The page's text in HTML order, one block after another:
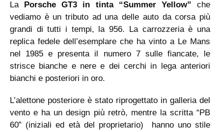
La Porsche GT3 in tinta “Summer Yellow”che
vediamo è un tributo ad una delle auto da corsa più
grandi di tutti i tempi, la 956. La carrozzeria è una
replica fedele dell’esemplare che ha vinto a Le Mans
nel 1985 e presenta il numero 7 sulle fiancate, le
strisce bianche e nere e dei cerchi in lega anteriori
bianchi e posteriori in oro.
L’alettone posteriore è stato riprogettato in galleria del
vento e ha un design più retrò, mentre la scritta “PB
60” (iniziali ed età del proprietario) hanno uno stile